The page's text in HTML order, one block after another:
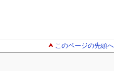
このページの先頭へ